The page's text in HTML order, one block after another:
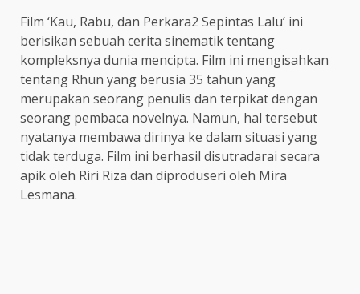
Film ‘Kau, Rabu, dan Perkara2 Sepintas Lalu’ ini
berisikan sebuah cerita sinematik tentang
kompleksnya dunia mencipta. Film ini mengisahkan
tentang Rhun yang berusia 35 tahun yang
merupakan seorang penulis dan terpikat dengan
seorang pembaca novelnya. Namun, hal tersebut
nyatanya membawa dirinya ke dalam situasi yang
tidak terduga. Film ini berhasil disutradarai secara
apik oleh Riri Riza dan diproduseri oleh Mira
Lesmana.